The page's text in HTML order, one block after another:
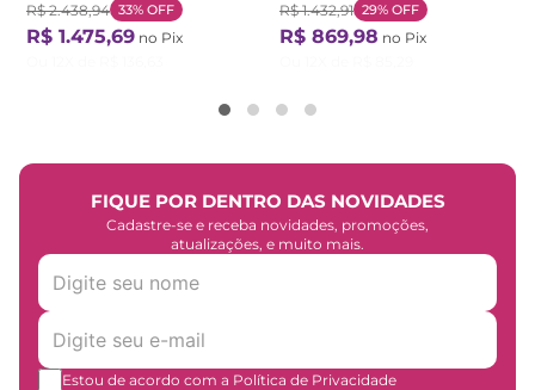
R$ 2.438,94 33% OFF
R$ 1.475,69 no Pix
R$ 1.432,91 29% OFF
R$ 869,98 no Pix
FIQUE POR DENTRO DAS NOVIDADES
Cadastre-se e receba novidades, promoções,
atualizações, e muito mais.
Estou de acordo com a Política de Privacidade